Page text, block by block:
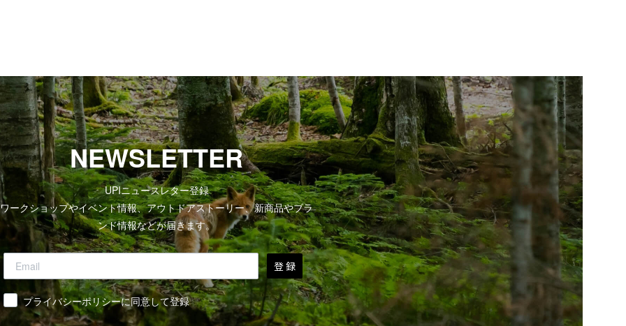
NEWSLETTER
UPIニュースレター登録
ワークショップやイベント情報、アウトドアストーリー、新商品やブラ
ンド情報などが届きます。
登 録
同意プライバシーポリシーに同意して登録